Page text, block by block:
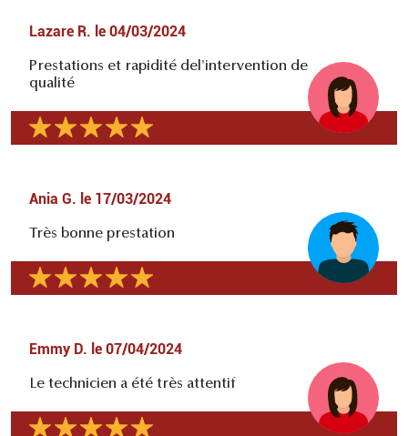
Lazare R. le 04/03/2024
Prestations et rapidité del'intervention de
qualité
Ania G. le 17/03/2024
Très bonne prestation
Emmy D. le 07/04/2024
Le technicien a été très attentif